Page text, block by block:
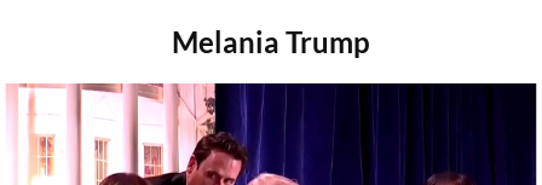
Melania Trump